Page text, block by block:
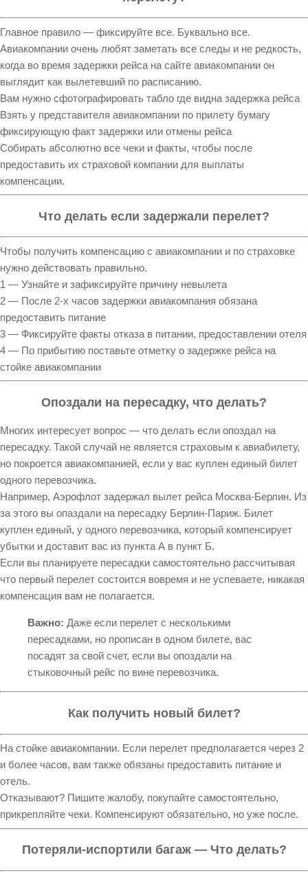
Главное правило — фиксируйте все. Буквально все.
Авиакомпании очень любят заметать все следы и не редкость,
когда во время задержки рейса на сайте авиакомпании он
выглядит как вылетевший по расписанию.
Вам нужно сфотографировать табло где видна задержка рейса
Взять у представителя авиакомпании по прилету бумагу
фиксирующую факт задержки или отмены рейса
Собирать абсолютно все чеки и факты, чтобы после
предоставить их страховой компании для выплаты
компенсации.
Что делать если задержали перелет?
Чтобы получить компенсацию с авиакомпании и по страховке
нужно действовать правильно.
1 — Узнайте и зафиксируйте причину невылета
2 — После 2-х часов задержки авиакомпания обязана
предоставить питание
3 — Фиксируйте факты отказа в питании, предоставлении отеля
4 — По прибытию поставьте отметку о задержке рейса на
стойке авиакомпании
Опоздали на пересадку, что делать?
Многих интересует вопрос — что делать если опоздал на
пересадку. Такой случай не является страховым к авиабилету,
но покроется авиакомпанией, если у вас куплен единый билет
одного перевозчика.
Например, Аэрофлот задержал вылет рейса Москва-Берлин. Из
за этого вы опаздали на пересадку Берлин-Париж. Билет
куплен единый, у одного перевозчика, который компенсирует
убытки и доставит вас из пункта А в пункт Б.
Если вы планируете пересадки самостоятельно рассчитывая
что первый перелет состоится вовремя и не успеваете, никакая
компенсация вам не полагается.
Важно: Даже если перелет с несколькими
пересадками, но прописан в одном билете, вас
посадят за свой счет, если вы опоздали на
стыковочный рейс по вине перевозчика.
Как получить новый билет?
На стойке авиакомпании. Если перелет предполагается через 2
и более часов, вам также обязаны предоставить питание и
отель.
Отказывают? Пишите жалобу, покупайте самостоятельно,
прикрепляйте чеки. Компенсируют обязательно, но уже после.
Потеряли-испортили багаж — Что делать?